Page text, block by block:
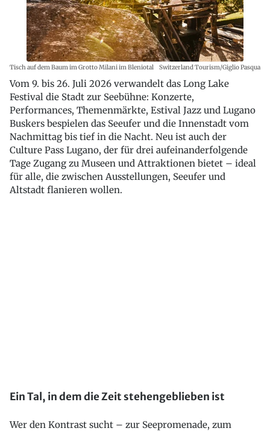
Tisch auf dem Baum im Grotto Milani im Bleniotal Switzerland Tourism/Giglio Pasqua
Vom 9. bis 26. Juli 2026 verwandelt das Long Lake
Festival die Stadt zur Seebühne: Konzerte,
Performances, Themenmärkte, Estival Jazz und Lugano
Buskers bespielen das Seeufer und die Innenstadt vom
Nachmittag bis tief in die Nacht. Neu ist auch der
Culture Pass Lugano, der für drei aufeinanderfolgende
Tage Zugang zu Museen und Attraktionen bietet – ideal
für alle, die zwischen Ausstellungen, Seeufer und
Altstadt flanieren wollen.
Ein Tal, in dem die Zeit stehengeblieben ist
Wer den Kontrast sucht – zur Seepromenade, zum